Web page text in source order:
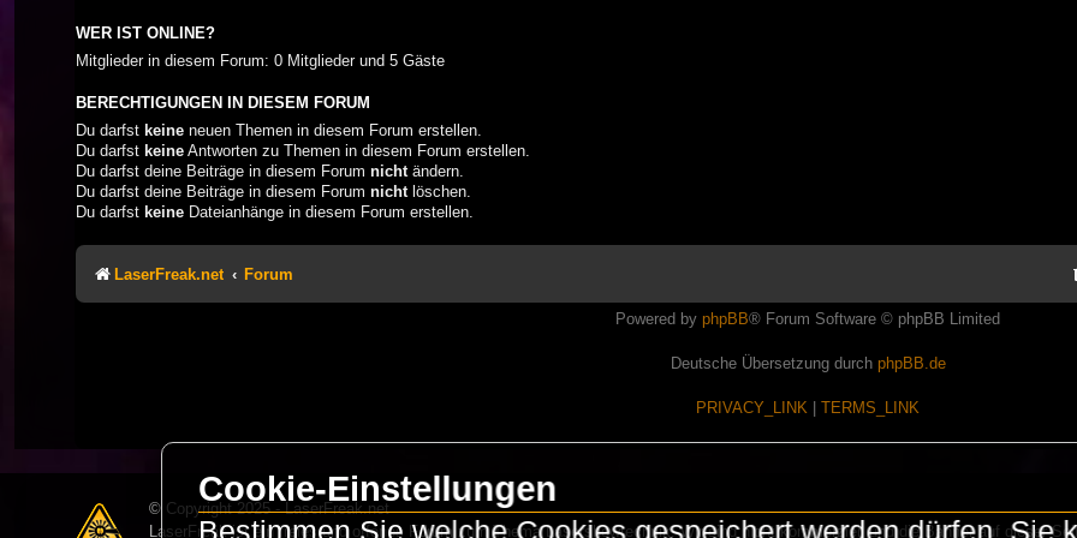
WER IST ONLINE?
Mitglieder in diesem Forum: 0 Mitglieder und 5 Gäste
BERECHTIGUNGEN IN DIESEM FORUM
Du darfst keine neuen Themen in diesem Forum erstellen.
Du darfst keine Antworten zu Themen in diesem Forum erstellen.
Du darfst deine Beiträge in diesem Forum nicht ändern.
Du darfst deine Beiträge in diesem Forum nicht löschen.
Du darfst keine Dateianhänge in diesem Forum erstellen.
LaserFreak.net Forum
Powered by phpBB® Forum Software © phpBB Limited
Deutsche Übersetzung durch phpBB.de
PRIVACY_LINK TERMS_LINK
© Copyright 2025 - LaserFreak.net
LaserFreak ist ein freies und offenes Forum zum Thema Lasershowtechnik. Wir sind nicht kommerziell und die Banner auf dieser
Cookie-Einstellungen
Bestimmen Sie welche Cookies gespeichert werden dürfen. Sie